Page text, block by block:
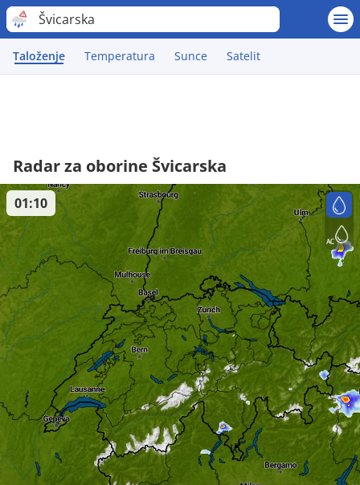
Švicarska
Taloženje Temperatura Sunce Satelit
Radar za oborine Švicarska
01:10